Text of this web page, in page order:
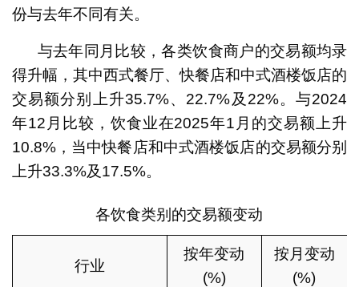
份与去年不同有关。
与去年同月比较，各类饮食商户的交易额均录
得升幅，其中西式餐厅、快餐店和中式酒楼饭店的
交易额分别上升35.7%、22.7%及22%。与2024
年12月比较，饮食业在2025年1月的交易额上升
10.8%，当中快餐店和中式酒楼饭店的交易额分别
上升33.3%及17.5%。
各饮食类别的交易额变动
行业
按年变动
(%)
按月变动
(%)